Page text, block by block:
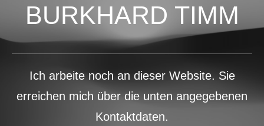
BURKHARD TIMM
Ich arbeite noch an dieser Website. Sie
erreichen mich über die unten angegebenen
Kontaktdaten.